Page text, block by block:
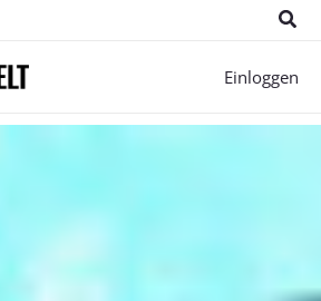
Einloggen